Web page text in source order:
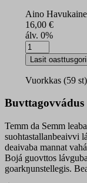
Aino
16,00 €
álv. 0%
Temm
da
Semm
peiʹvvpääiʹǩest
Lasit oasttusgorii
Vuorkkas (59 st)
Buvttagovvádus
Temm da Semm
suohtastallanbeaivvi
deaivaba mannat
Bojá guovttos
goarkŋunstellegis.